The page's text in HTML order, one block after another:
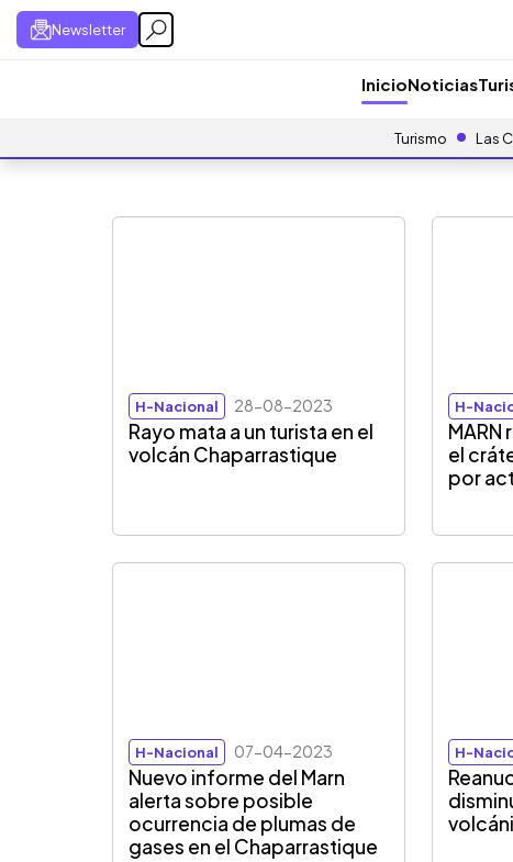
Newsletter
InicioNoticias
Turismo Las
H-Nacional 28-08-2023
Rayo mata a un turista en el
volcán Chaparrastique
H-
el
por
H-Nacional 07-04-2023
Nuevo informe del Marn
alerta sobre posible
ocurrencia de plumas de
gases en el Chaparrastique
H-